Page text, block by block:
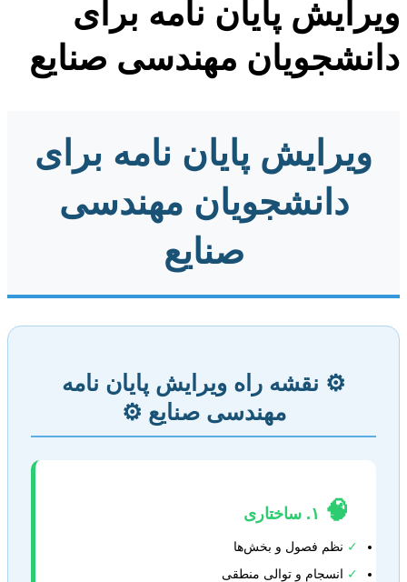
پایان نامه برای
مهندسی صنایع
ویرایش پایان نامه برای
دانشجویان مهندسی
صنایع
⚙️ نقشه راه ویرایش پایان نامه
مهندسی صنایع ⚙️
نظم فصول و بخش‌ها
انسجام و توالی منطقی